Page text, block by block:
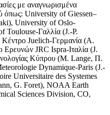
με αναγνωρισμένα
όπως: University of Giessen–
University of Oslo-
Toulouse-Γαλλία (J.-P.
Juelich-Γερμανία (A.
JRC Ispra-Ιταλία (J.
Κύπρου (Μ. Lange, Π.
Dynamique-Paris (J.-
Universitaire des Systemes
G. Foret), NOAA Earth
Sciences Division, CO,